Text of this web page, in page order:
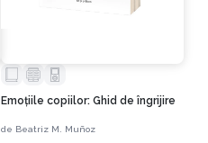
Emoțiile copiilor: Ghid de îngrijire
de Beatriz M. Muñoz